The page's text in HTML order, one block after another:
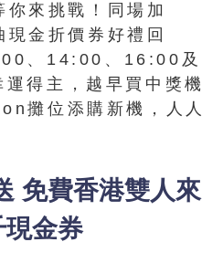
來挑戰！同場加
金折價券好禮回
、14:00、16:00及
得主，越早買中獎機
攤位添購新機，人人
免費香港雙人來
現金券